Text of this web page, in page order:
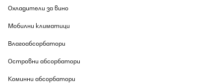
Охладители за вино
Мобилни климатици
Влагоабсорбатори
Островни абсорбатори
Коминни абсорбатори